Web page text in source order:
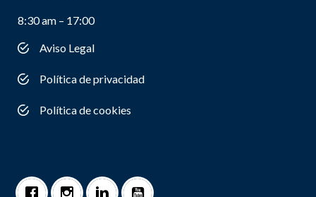
8:30 am – 17:00
Aviso Legal
Política de privacidad
Política de cookies